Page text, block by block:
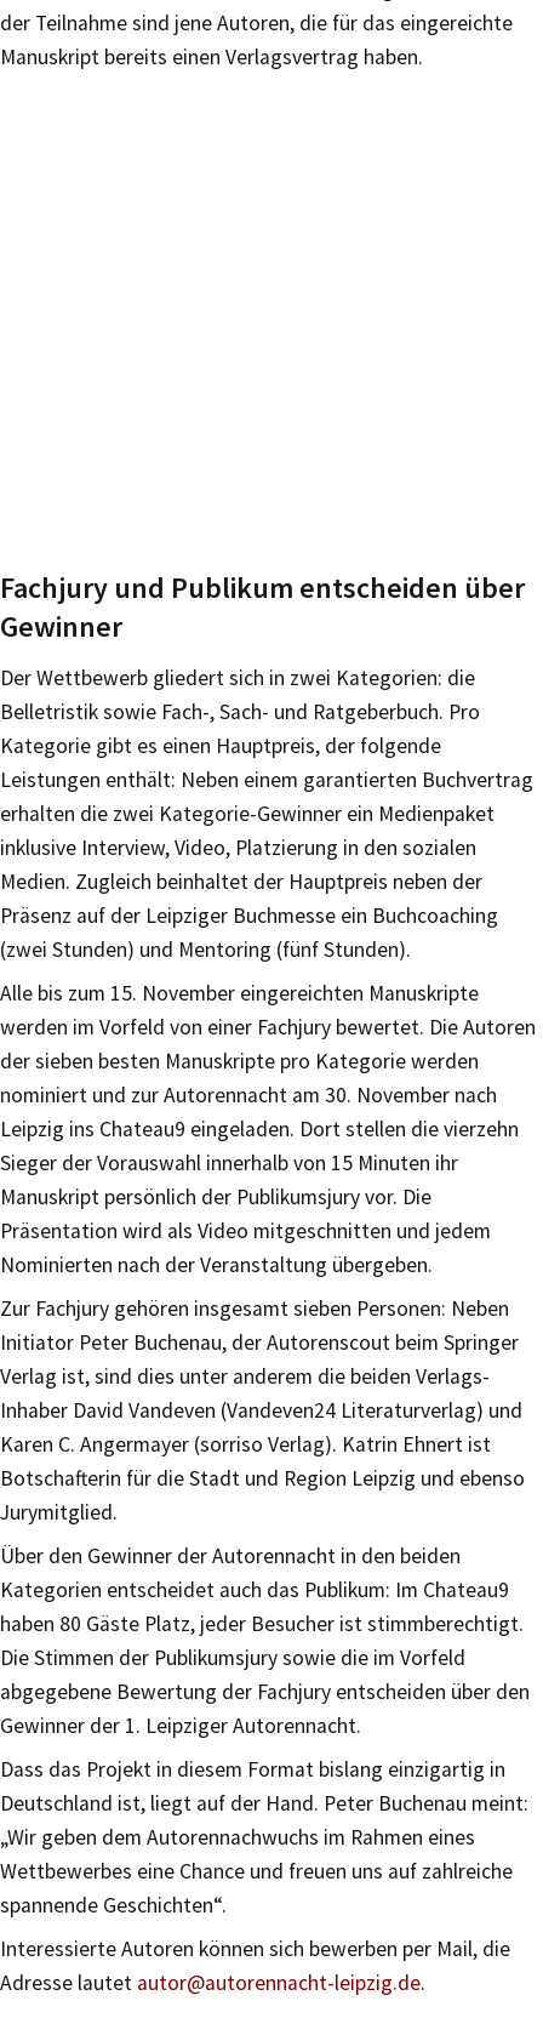
der Teilnahme sind jene Autoren, die für das eingereichte
Manuskript bereits einen Verlagsvertrag haben.
Fachjury und Publikum entscheiden über
Gewinner
Der Wettbewerb gliedert sich in zwei Kategorien: die
Belletristik sowie Fach-, Sach- und Ratgeberbuch. Pro
Kategorie gibt es einen Hauptpreis, der folgende
Leistungen enthält: Neben einem garantierten Buchvertrag
erhalten die zwei Kategorie-Gewinner ein Medienpaket
inklusive Interview, Video, Platzierung in den sozialen
Medien. Zugleich beinhaltet der Hauptpreis neben der
Präsenz auf der Leipziger Buchmesse ein Buchcoaching
(zwei Stunden) und Mentoring (fünf Stunden).
Alle bis zum 15. November eingereichten Manuskripte
werden im Vorfeld von einer Fachjury bewertet. Die Autoren
der sieben besten Manuskripte pro Kategorie werden
nominiert und zur Autorennacht am 30. November nach
Leipzig ins Chateau9 eingeladen. Dort stellen die vierzehn
Sieger der Vorauswahl innerhalb von 15 Minuten ihr
Manuskript persönlich der Publikumsjury vor. Die
Präsentation wird als Video mitgeschnitten und jedem
Nominierten nach der Veranstaltung übergeben.
Zur Fachjury gehören insgesamt sieben Personen: Neben
Initiator Peter Buchenau, der Autorenscout beim Springer
Verlag ist, sind dies unter anderem die beiden Verlags-
Inhaber David Vandeven (Vandeven24 Literaturverlag) und
Karen C. Angermayer (sorriso Verlag). Katrin Ehnert ist
Botschafterin für die Stadt und Region Leipzig und ebenso
Jurymitglied.
Über den Gewinner der Autorennacht in den beiden
Kategorien entscheidet auch das Publikum: Im Chateau9
haben 80 Gäste Platz, jeder Besucher ist stimmberechtigt.
Die Stimmen der Publikumsjury sowie die im Vorfeld
abgegebene Bewertung der Fachjury entscheiden über den
Gewinner der 1. Leipziger Autorennacht.
Dass das Projekt in diesem Format bislang einzigartig in
Deutschland ist, liegt auf der Hand. Peter Buchenau meint:
„Wir geben dem Autorennachwuchs im Rahmen eines
Wettbewerbes eine Chance und freuen uns auf zahlreiche
spannende Geschichten“.
Interessierte Autoren können sich bewerben per Mail, die
Adresse lautet autor@autorennacht-leipzig.de.